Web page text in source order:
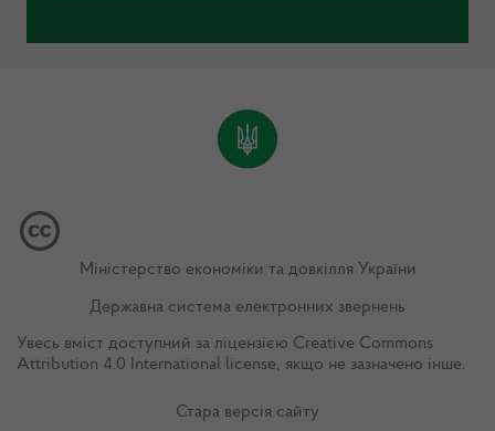
Міністерство економіки та довкілля України
Державна система електронних звернень
Увесь вміст доступний за ліцензією Creative Commons
Attribution 4.0 International license, якщо не зазначено інше.
Стара версія сайту